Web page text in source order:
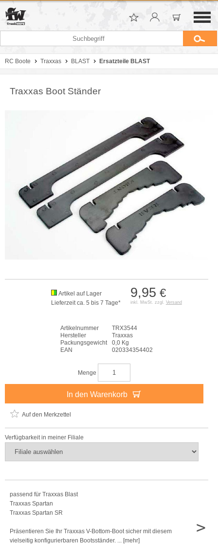
RC Boote Traxxas BLAST Ersatzteile BLAST
Traxxas Boot Ständer
9,95 €
inkl. MwSt. zzgl. Versand
Artikel auf Lager
Lieferzeit ca. 5 bis 7 Tage*
Artikelnummer
TRX3544
Hersteller
Traxxas
Packungsgewicht
0,0 Kg
EAN
020334354402
Menge
In den Warenkorb
Auf den Merkzettel
Verfügbarkeit in meiner Filiale
passend für Traxxas Blast
Traxxas Spartan
Traxxas Spartan SR
Präsentieren Sie Ihr Traxxas V-Bottom-Boot sicher mit diesem
vielseitig konfigurierbaren Bootsständer. ... [mehr]
>